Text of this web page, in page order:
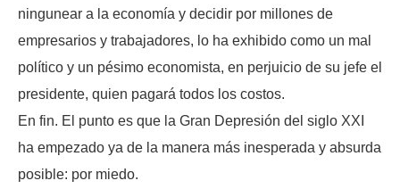
ningunear a la economía y decidir por millones de
empresarios y trabajadores, lo ha exhibido como un mal
político y un pésimo economista, en perjuicio de su jefe el
presidente, quien pagará todos los costos.
En fin. El punto es que la Gran Depresión del siglo XXI
ha empezado ya de la manera más inesperada y absurda
posible: por miedo.